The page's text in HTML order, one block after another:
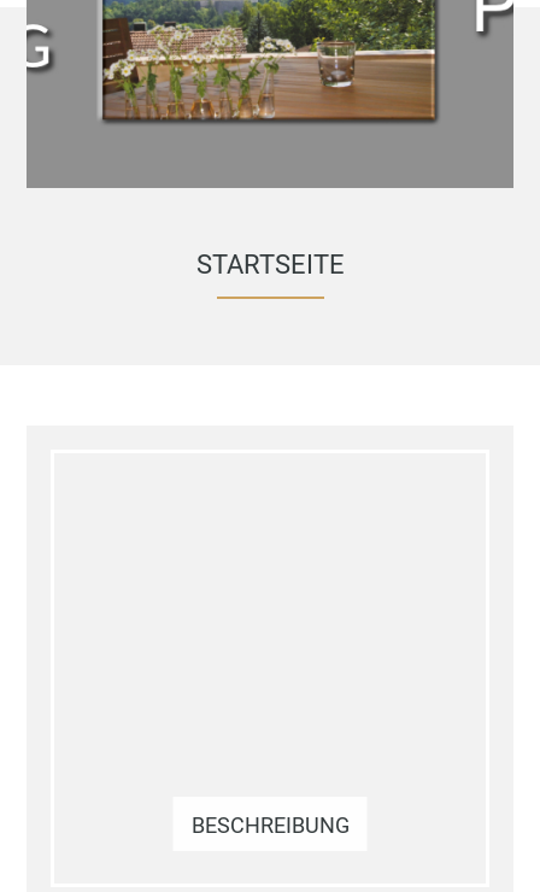
STARTSEITE
BESCHREIBUNG